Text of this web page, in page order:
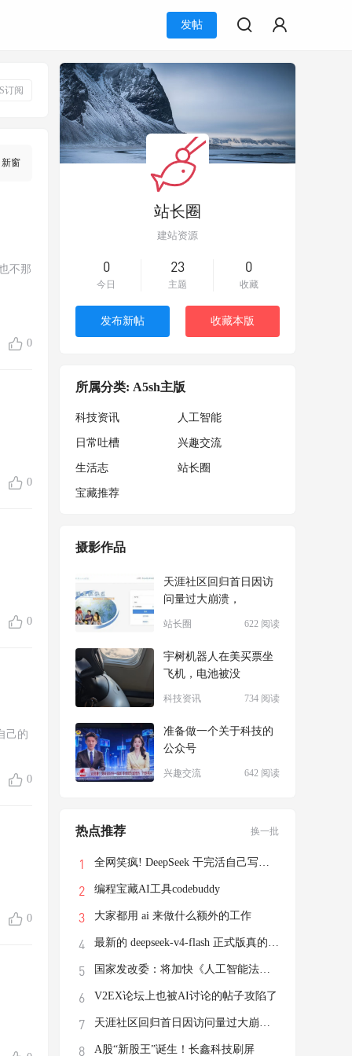
发帖
订阅
新窗
不那
0
0
0
己的
0
0
站长圈
建站资源
0
今日
23
主题
0
收藏
发布新帖 收藏本版
所属分类: A5sh主版
科技资讯 人工智能
日常吐槽 兴趣交流
生活志 站长圈
宝藏推荐
摄影作品
天涯社区回归首日因访
问量过大崩溃，
622 阅读
站长圈
宇树机器人在美买票坐
飞机，电池被没
734 阅读
科技资讯
准备做一个关于科技的
公众号
642 阅读
兴趣交流
热点推荐 换一批
全网笑疯! DeepSeek 干完活自己写了个游戏
编程宝藏AI工具codebuddy
大家都用 ai 来做什么额外的工作
最新的 deepseek-v4-flash 正式版真的有这
国家发改委：将加快《人工智能法》立法进程
V2EX论坛上也被AI讨论的帖子攻陷了
天涯社区回归首日因访问量过大崩溃，前执行
A股“新股王”诞生！长鑫科技刷屏